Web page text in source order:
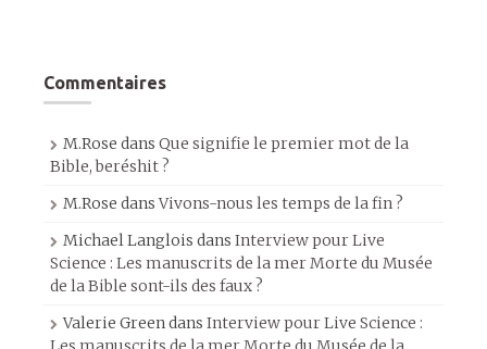
Commentaires
M.Rose dans Que signifie le premier mot de la
Bible, beréshit ?
M.Rose dansVivons-nous les temps de la fin ?
Michael Langlois dans Interview pour Live
Science : Les manuscrits de la mer Morte du Musée
de la Bible sont-ils des faux ?
Valerie Green dans Interview pour Live Science :